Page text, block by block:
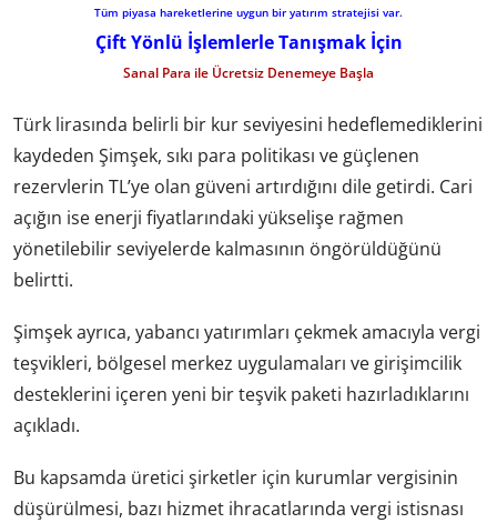
Tüm piyasa hareketlerine uygun bir yatırım stratejisi var.
Çift Yönlü İşlemlerle Tanışmak İçin
Sanal Para ile Ücretsiz Denemeye Başla
Türk lirasında belirli bir kur seviyesini hedeflemediklerini
kaydeden Şimşek, sıkı para politikası ve güçlenen
rezervlerin TL’ye olan güveni artırdığını dile getirdi. Cari
açığın ise enerji fiyatlarındaki yükselişe rağmen
yönetilebilir seviyelerde kalmasının öngörüldüğünü
belirtti.
Şimşek ayrıca, yabancı yatırımları çekmek amacıyla vergi
teşvikleri, bölgesel merkez uygulamaları ve girişimcilik
desteklerini içeren yeni bir teşvik paketi hazırladıklarını
açıkladı.
Bu kapsamda üretici şirketler için kurumlar vergisinin
düşürülmesi, bazı hizmet ihracatlarında vergi istisnası